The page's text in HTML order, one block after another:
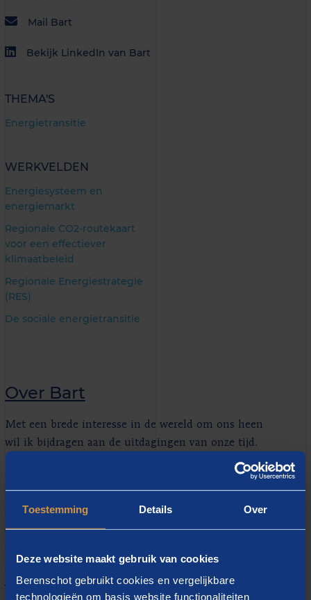
Toestemming Details Over
Deze website maakt gebruik van cookies
Berenschot gebruikt cookies en vergelijkbare
technologieën om basis website functionaliteiten
Over Bart
Met een brede interesse in de wereld om ons heen
wil ik bijdragen aan de uitdagingen van onze tijd.
Het vraagstuk van de energietransitie brengt zowel
combinatie maakt de energietransitie een interessant
werkveld. Met mijn achtergrond in technische
vraagstukken op een analytische, gestructureerde
Mail Bart
Bekijk LinkedIn van Bart
THEMA'S
Energietransitie
WERKVELDEN
Energiesysteem en
energiemarkt
Regionale CO2-routekaart
voor een effectiever
klimaatbeleid
Regionale Energiestrategie
(RES)
De sociale energietransitie